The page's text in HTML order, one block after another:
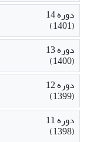
دوره 14
(1401)
دوره 13
(1400)
دوره 12
(1399)
دوره 11
(1398)